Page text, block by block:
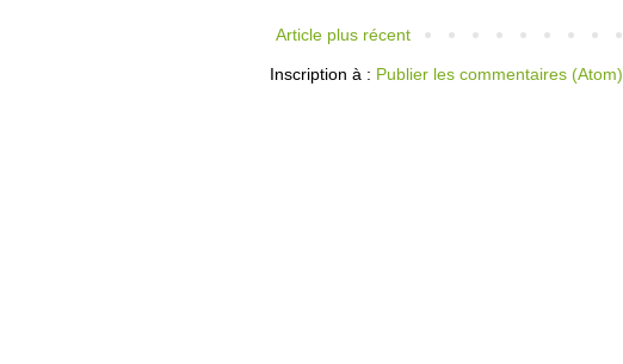
Article plus récent
Inscription à : Publier les commentaires (Atom)